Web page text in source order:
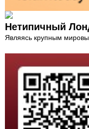
Нетипичный
Являясь крупным